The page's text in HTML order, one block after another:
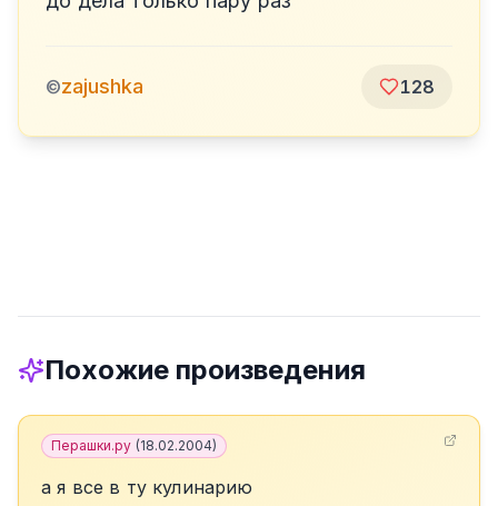
©zajushka 128
Похожие произведения
Перашки.ру (18.02.2004)
а я все в ту кулинарию